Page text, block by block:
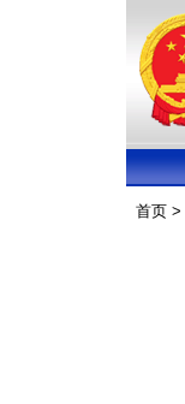
首页 >